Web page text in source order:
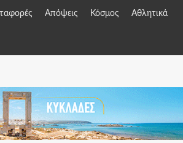
Απόψεις Κόσμος Αθλητικά